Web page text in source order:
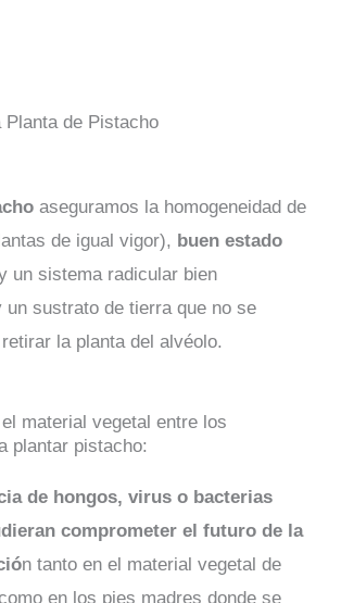
de Pistacho
aseguramos la homogeneidad de
de igual vigor), buen estado
un sistema radicular bien
un sustrato de tierra que no se
la planta del alvéolo.
material vegetal entre los
plantar pistacho:
de hongos, virus o bacterias
comprometer el futuro de la
n tanto en el material vegetal de
en los pies madres donde se